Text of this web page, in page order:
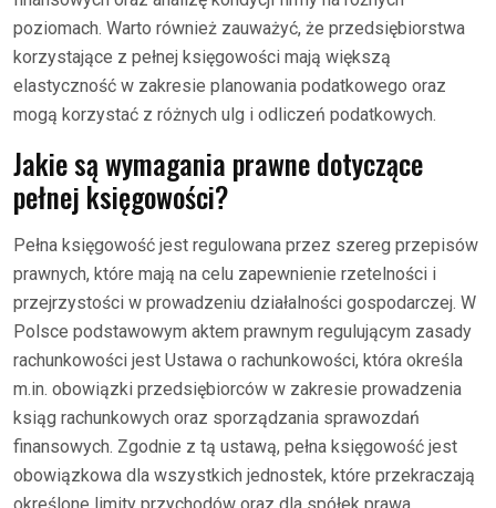
poziomach. Warto również zauważyć, że przedsiębiorstwa
korzystające z pełnej księgowości mają większą
elastyczność w zakresie planowania podatkowego oraz
mogą korzystać z różnych ulg i odliczeń podatkowych.
Jakie są wymagania prawne dotyczące
pełnej księgowości?
Pełna księgowość jest regulowana przez szereg przepisów
prawnych, które mają na celu zapewnienie rzetelności i
przejrzystości w prowadzeniu działalności gospodarczej. W
Polsce podstawowym aktem prawnym regulującym zasady
rachunkowości jest Ustawa o rachunkowości, która określa
m.in. obowiązki przedsiębiorców w zakresie prowadzenia
ksiąg rachunkowych oraz sporządzania sprawozdań
finansowych. Zgodnie z tą ustawą, pełna księgowość jest
obowiązkowa dla wszystkich jednostek, które przekraczają